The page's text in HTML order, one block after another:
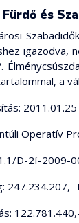
és
igazodva,
a
2011.01.25
Operatív
D-2f-2009-
247.234.207,-